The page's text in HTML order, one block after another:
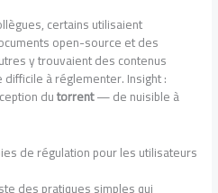
certains utilisaient
open-source et des
y trouvaient des contenus
à réglementer. Insight :
dutorrent— de nuisible à
de régulation pour les utilisateurs